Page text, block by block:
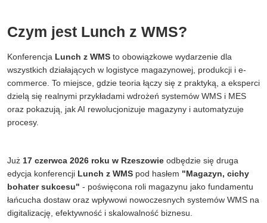
Czym jest Lunch z WMS?
Konferencja Lunch z WMS to obowiązkowe wydarzenie dla
wszystkich działających w logistyce magazynowej, produkcji i e-
commerce. To miejsce, gdzie teoria łączy się z praktyką, a eksperci
dzielą się realnymi przykładami wdrożeń systemów WMS i MES
oraz pokazują, jak AI rewolucjonizuje magazyny i automatyzuje
procesy.
Już 17 czerwca 2026 roku w Rzeszowie odbędzie się druga
edycja konferencji Lunch z WMS pod hasłem "Magazyn, cichy
bohater sukcesu" - poświęcona roli magazynu jako fundamentu
łańcucha dostaw oraz wpływowi nowoczesnych systemów WMS na
digitalizację, efektywność i skalowalność biznesu.